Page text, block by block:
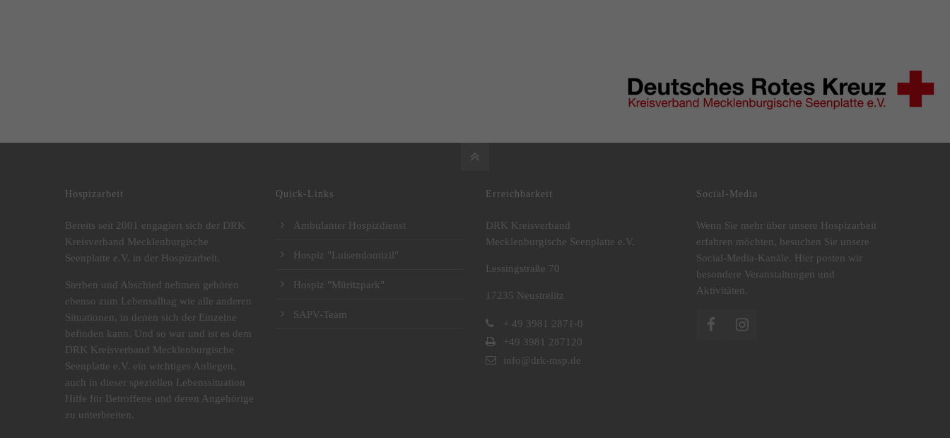
Hospizarbeit
Bereits seit 2001 engagiert sich der DRK
Kreisverband Mecklenburgische
Seenplatte e.V. in der Hospizarbeit.
Sterben und Abschied nehmen gehören
ebenso zum Lebensalltag wie alle anderen
Situationen, in denen sich der Einzelne
befinden kann. Und so war und ist es dem
DRK Kreisverband Mecklenburgische
Seenplatte e.V. ein wichtiges Anliegen,
auch in dieser speziellen Lebenssituation
Hilfe für Betroffene und deren Angehörige
zu unterbreiten.
Quick-Links
Ambulanter Hospizdienst
Hospiz "Luisendomizil"
Hospiz "Müritzpark"
SAPV-Team
Erreichbarkeit
DRK Kreisverband
Mecklenburgische Seenplatte e.V.
Lessingstraße 70
17235 Neustrelitz
+ 49 3981 2871-0
+49 3981 287120
info@drk-msp.de
Social-Media
Wenn Sie mehr über unsere Hospizarbeit
erfahren möchten, besuchen Sie unsere
Social-Media-Kanäle. Hier posten wir
besondere Veranstaltungen und
Aktivitäten.